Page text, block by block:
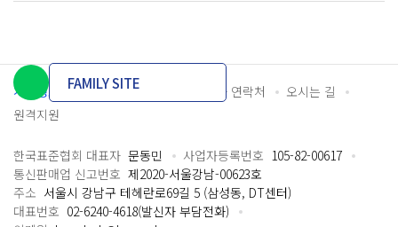
개인정보처리방침 이용약관 담당자 연락처
오시는 길
원격지원
FAMILY SITE
한국표준협회 대표자 문동민 사업자등록번호 105-82-00617
통신판매업 신고번호 제2020-서울강남-00623호
주소 서울시 강남구 테헤란로69길 5 (삼성동, DT센터)
대표번호 02-6240-4618(발신자 부담전화)